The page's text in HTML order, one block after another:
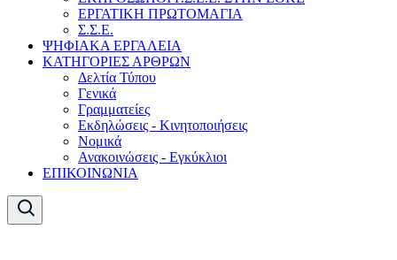
ΕΡΓΑΤΙΚΗ ΠΡΩΤΟΜΑΓΙΑ
Σ.Σ.Ε.
ΨΗΦΙΑΚΑ ΕΡΓΑΛΕΙΑ
ΚΑΤΗΓΟΡΙΕΣ ΑΡΘΡΩΝ
Δελτία Τύπου
Γενικά
Γραμματείες
Εκδηλώσεις - Κινητοποιήσεις
Νομικά
Ανακοινώσεις - Εγκύκλιοι
ΕΠΙΚΟΙΝΩΝΙΑ